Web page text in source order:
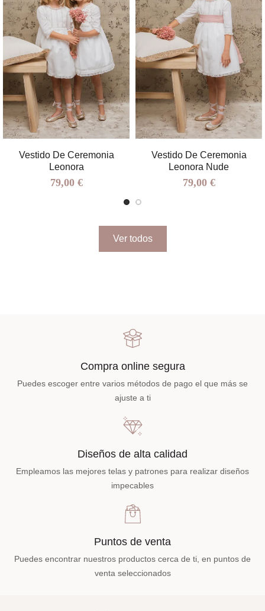
Vestido De Ceremonia
Leonora
79,00 €
Vestido De Ceremonia
Leonora Nude
79,00 €
Ver todos
Compra online segura
Puedes escoger entre varios métodos de pago el que más se
ajuste a ti
Diseños de alta calidad
Empleamos las mejores telas y patrones para realizar diseños
impecables
Puntos de venta
Puedes encontrar nuestros productos cerca de ti, en puntos de
venta seleccionados